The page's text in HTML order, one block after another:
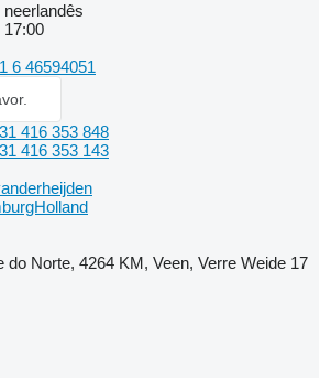
17:00
6 46594051
416 353 848
416 353 143
Norte, 4264 KM, Veen, Verre Weide 17